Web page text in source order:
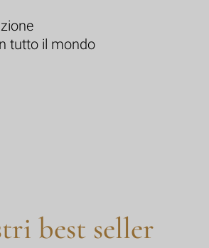
tutto il mondo
best seller